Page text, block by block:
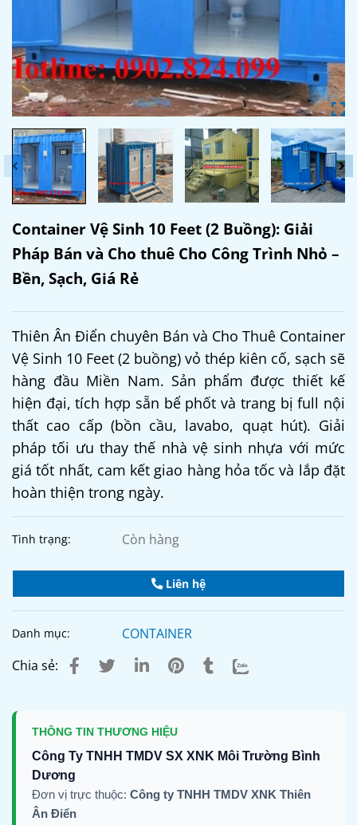
Container Vệ Sinh 10 Feet (2 Buồng): Giải
Pháp Bán và Cho thuê Cho Công Trình Nhỏ –
Bền, Sạch, Giá Rẻ
Thiên Ân Điển chuyên Bán và Cho Thuê Container
Vệ Sinh 10 Feet (2 buồng) vỏ thép kiên cố, sạch sẽ
hàng đầu Miền Nam. Sản phẩm được thiết kế
hiện đại, tích hợp sẵn bể phốt và trang bị full nội
thất cao cấp (bồn cầu, lavabo, quạt hút). Giải
pháp tối ưu thay thế nhà vệ sinh nhựa với mức
giá tốt nhất, cam kết giao hàng hỏa tốc và lắp đặt
hoàn thiện trong ngày.
Tình trạng: Còn hàng
Liên hệ
Danh mục:
CONTAINER
Chia sẻ:
THÔNG TIN THƯƠNG HIỆU
Công Ty TNHH TMDV SX XNK Môi Trường Bình
Dương
Đơn vị trực thuộc: Công ty TNHH TMDV XNK Thiên
Ân Điển